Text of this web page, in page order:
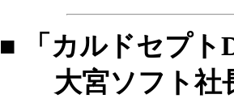
■ 「カルドセプト
大宮ソフト社長